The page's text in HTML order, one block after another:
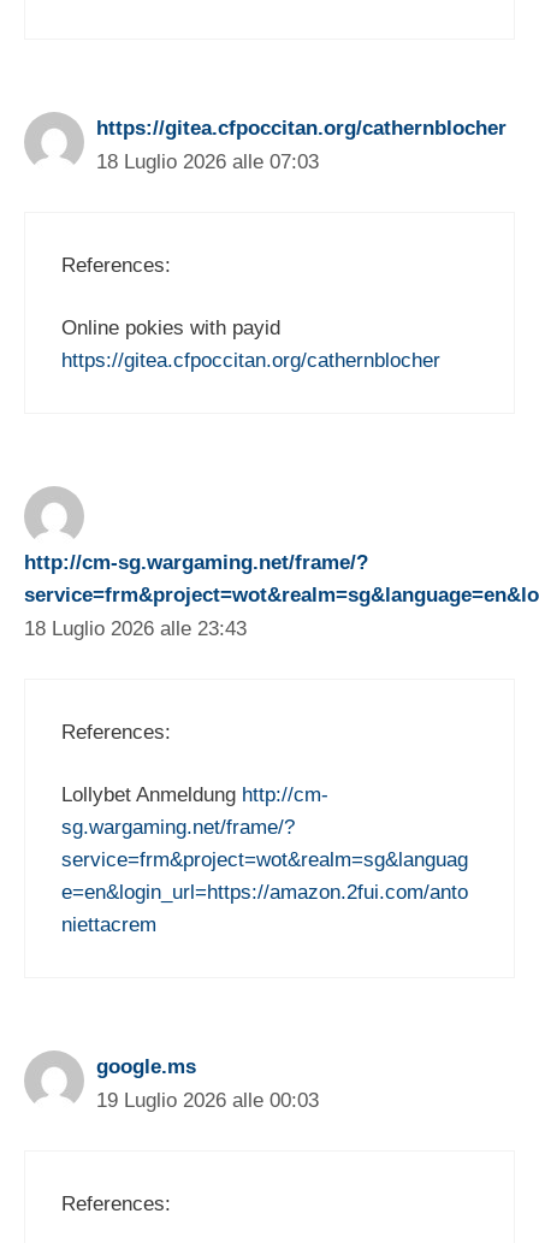
https://gitea.cfpoccitan.org/cathernblocher
18 Luglio 2026 alle 07:03
References:
Online pokies with payid
https://gitea.cfpoccitan.org/cathernblocher
http://cm-sg.wargaming.net/frame/?
18 Luglio 2026 alle 23:43
References:
Lollybet Anmeldung http://cm-
sg.wargaming.net/frame/?
service=frm&project=wot&realm=sg&languag
e=en&login_url=https://amazon.2fui.com/anto
niettacrem
google.ms
19 Luglio 2026 alle 00:03
References: